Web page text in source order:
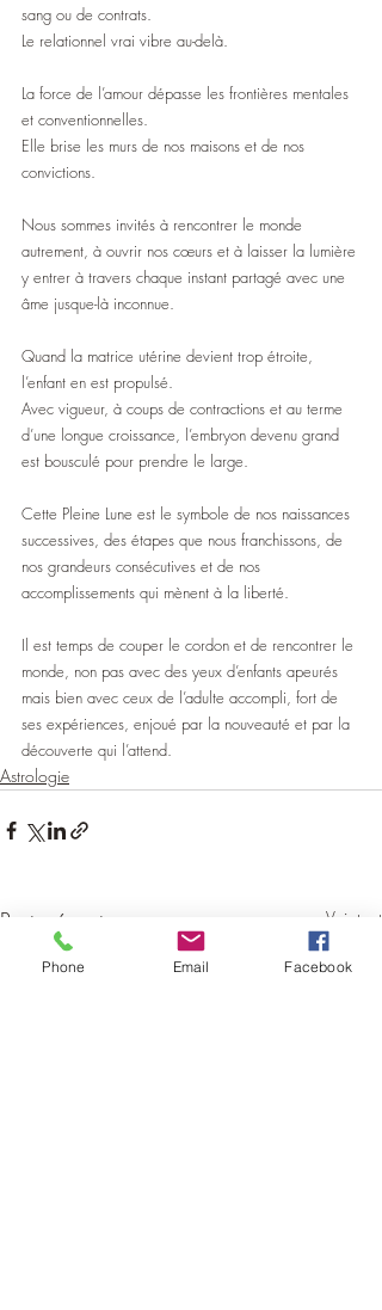
sang ou de contrats.
Le relationnel vrai vibre au-delà.
La force de l’amour dépasse les frontières mentales
et conventionnelles.
Elle brise les murs de nos maisons et de nos
convictions.
Nous sommes invités à rencontrer le monde
autrement, à ouvrir nos cœurs et à laisser la lumière
y entrer à travers chaque instant partagé avec une
âme jusque-là inconnue.
Quand la matrice utérine devient trop étroite,
l’enfant en est propulsé.
Avec vigueur, à coups de contractions et au terme
d’une longue croissance, l’embryon devenu grand
est bousculé pour prendre le large.
Cette Pleine Lune est le symbole de nos naissances
successives, des étapes que nous franchissons, de
nos grandeurs consécutives et de nos
accomplissements qui mènent à la liberté.
Il est temps de couper le cordon et de rencontrer le
monde, non pas avec des yeux d’enfants apeurés
mais bien avec ceux de l’adulte accompli, fort de
ses expériences, enjoué par la nouveauté et par la
découverte qui l’attend.
Astrologie
Posts récents Voir tout
Phone Email Facebook